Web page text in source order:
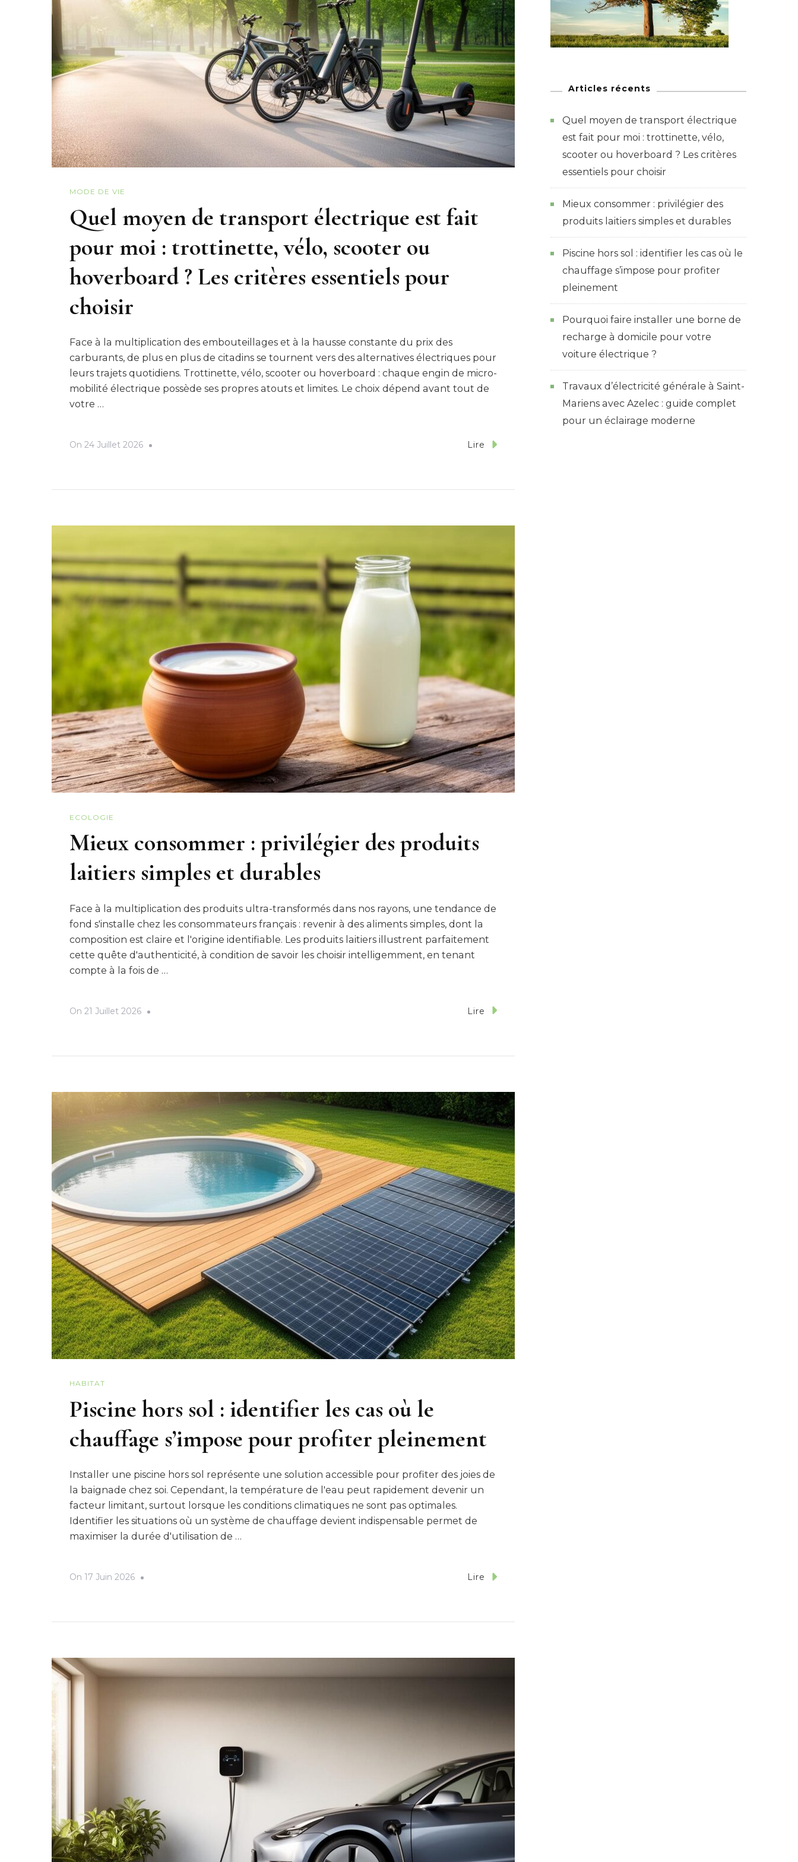
MODE DE VIE
Quel moyen de transport électrique est fait
pour moi : trottinette, vélo, scooter ou
hoverboard ? Les critères essentiels pour
choisir
Face à la multiplication des embouteillages et à la hausse constante du prix des
carburants, de plus en plus de citadins se tournent vers des alternatives électriques pour
leurs trajets quotidiens. Trottinette, vélo, scooter ou hoverboard : chaque engin de micro-
mobilité électrique possède ses propres atouts et limites. Le choix dépend avant tout de
votre …
On 24 Juillet 2026 Lire
ECOLOGIE
Mieux consommer : privilégier des produits
laitiers simples et durables
Face à la multiplication des produits ultra-transformés dans nos rayons, une tendance de
fond s'installe chez les consommateurs français : revenir à des aliments simples, dont la
composition est claire et l'origine identifiable. Les produits laitiers illustrent parfaitement
cette quête d'authenticité, à condition de savoir les choisir intelligemment, en tenant
compte à la fois de …
On 21 Juillet 2026 Lire
HABITAT
Piscine hors sol : identifier les cas où le
chauffage s’impose pour profiter pleinement
Installer une piscine hors sol représente une solution accessible pour profiter des joies de
la baignade chez soi. Cependant, la température de l'eau peut rapidement devenir un
facteur limitant, surtout lorsque les conditions climatiques ne sont pas optimales.
Identifier les situations où un système de chauffage devient indispensable permet de
maximiser la durée d'utilisation de …
On 17 Juin 2026 Lire
Articles récents
Quel moyen de transport électrique
est fait pour moi : trottinette, vélo,
scooter ou hoverboard ? Les critères
essentiels pour choisir
Mieux consommer : privilégier des
produits laitiers simples et durables
Piscine hors sol : identifier les cas où le
chauffage s’impose pour profiter
pleinement
Pourquoi faire installer une borne de
recharge à domicile pour votre
voiture électrique ?
Travaux d’électricité générale à Saint-
Mariens avec Azelec : guide complet
pour un éclairage moderne